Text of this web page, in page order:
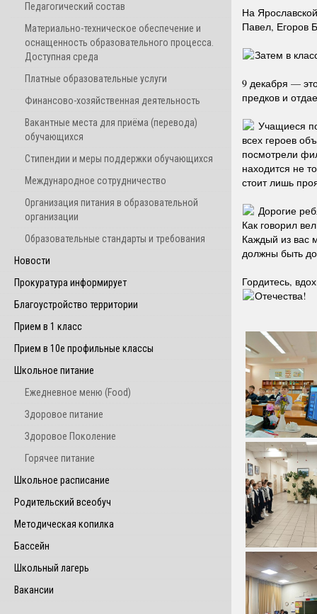
Педагогический состав
Материально-техническое обеспечение и
оснащенность образовательного процесса.
Доступная среда
Платные образовательные услуги
Финансово-хозяйственная деятельность
Вакантные места для приёма (перевода)
обучающихся
Стипендии и меры поддержки обучающихся
Международное сотрудничество
Организация питания в образовательной
организации
Образовательные стандарты и требования
Новости
Прокуратура информирует
Благоустройство территории
Прием в 1 класс
Прием в 10е профильные классы
Школьное питание
Ежедневное меню (Food)
Здоровое питание
Здоровое Поколение
Горячее питание
Школьное расписание
Родительский всеобуч
Методическая копилка
Бассейн
Школьный лагерь
Вакансии
На
Павел, Егоров
Затем в
9 декабря —
предков и
Учащиеся
всех героев
посмотрели
находится не
стоит лишь
Дорогие
Как говорил
Каждый из вас
должны быть
Гордитесь,
Отечества!